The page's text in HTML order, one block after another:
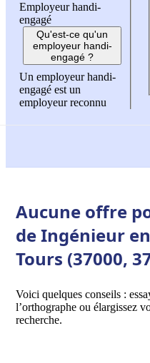
Employeur handi-
engagé
Qu'est-ce qu'un
employeur handi-
engagé ?
Un employeur handi-
engagé est un
employeur reconnu
Aucune offre
de Ingénieur
Tours (37000,
Voici quelques conseils :
l’orthographe ou élargissez
recherche.